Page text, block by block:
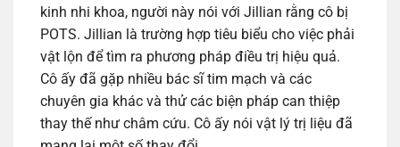
kinh nhi khoa, người này nói với Jillian rằng cô bị
POTS. Jillian là trường hợp tiêu biểu cho việc phải
vật lộn để tìm ra phương pháp điều trị hiệu quả.
Cô ấy đã gặp nhiều bác sĩ tim mạch và các
chuyên gia khác và thử các biện pháp can thiệp
thay thế như châm cứu. Cô ấy nói vật lý trị liệu đã